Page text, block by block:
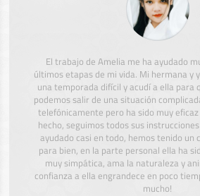
El trabajo de Amelia me ha ayudado
últimos etapas de mi vida. Mi hermana y
una temporada difícil y acudí a ella para
podemos salir de una situación
telefónicamente pero ha sido muy
hecho, seguimos todos sus
ayudado casi en todo, hemos tenido un
para bien, en la parte personal ella ha
muy simpática, ama la naturaleza y
confianza a ella engrandece en poco
mucho!